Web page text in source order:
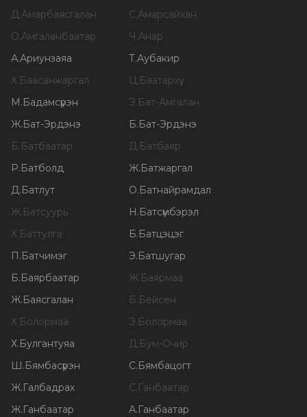
Д.Амарбаясгалан С.Амарсайхан
О.Амгаланбаатар Ч .Анар
А.Ариунзаяа Т.Аубакир
Х. Баасанжаргал Ц. Баатархүү
М . Бадамсүрэн Э. Бат-Амгалан
Ж. Бат-Эрдэнэ Б. Бат-Эрдэнэ
Б. Батбаатар Д. Батбаяр
Р. Батболд Ж. Батжаргал
Д. Батлут О. Батнайрамдал
Ж. Батсуурь Н . Батсүмбэрэл
Х. Баттулга Б. Батцэцэг
П . Батчимэг Э. Батшугар
Б. Баярбаатар Ж. Баярмаа
Ж. Баясгалан Б. Бейсен
Х. Болормаа Э. Болормаа
Х. Булгантуяа Д. Бум-Очир
Ш . Бямбасүрэн С. Бямбацогт
Ж. Галбадрах С. Ганбаатар
Ж. Ганбаатар А. Ганбаатар